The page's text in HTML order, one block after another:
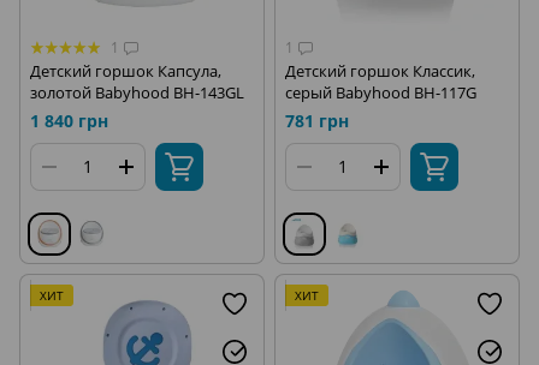
1
Детский горшок Капсула,
золотой Babyhood BH-143GL
1 840 грн
1
Детский горшок Классик,
серый Babyhood BH-117G
781 грн
ХИТ ХИТ